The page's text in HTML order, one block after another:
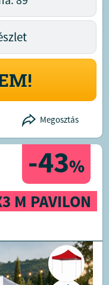
Megosztás
-43%
M PAVILON